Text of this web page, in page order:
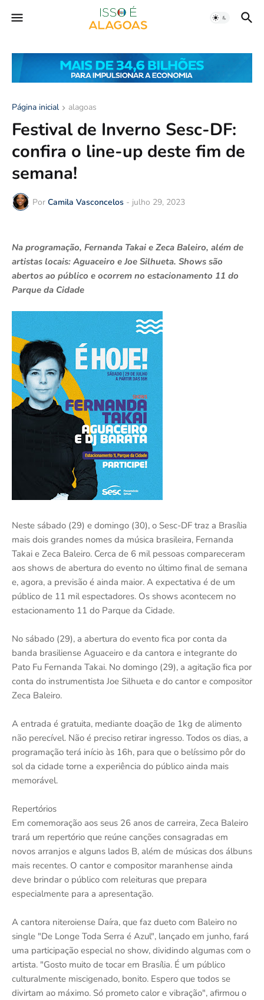
Página inicial alagoas
Festival de Inverno Sesc-DF:
confira o line-up deste fim de
semana!
Por Camila Vasconcelos - julho 29, 2023
Na programação, Fernanda Takai e Zeca Baleiro, além de
artistas locais: Aguaceiro e Joe Silhueta. Shows são
abertos ao público e ocorrem no estacionamento 11 do
Parque da Cidade
Neste sábado (29) e domingo (30), o Sesc-DF traz a Brasília
mais dois grandes nomes da música brasileira, Fernanda
Takai e Zeca Baleiro. Cerca de 6 mil pessoas compareceram
aos shows de abertura do evento no último final de semana
e, agora, a previsão é ainda maior. A expectativa é de um
público de 11 mil espectadores. Os shows acontecem no
estacionamento 11 do Parque da Cidade.
No sábado (29), a abertura do evento fica por conta da
banda brasiliense Aguaceiro e da cantora e integrante do
Pato Fu Fernanda Takai. No domingo (29), a agitação fica por
conta do instrumentista Joe Silhueta e do cantor e compositor
Zeca Baleiro.
A entrada é gratuita, mediante doação de 1kg de alimento
não perecível. Não é preciso retirar ingresso. Todos os dias, a
programação terá início às 16h, para que o belíssimo pôr do
sol da cidade torne a experiência do público ainda mais
memorável.
Repertórios
Em comemoração aos seus 26 anos de carreira, Zeca Baleiro
trará um repertório que reúne canções consagradas em
novos arranjos e alguns lados B, além de músicas dos álbuns
mais recentes. O cantor e compositor maranhense ainda
deve brindar o público com releituras que prepara
especialmente para a apresentação.
A cantora niteroiense Daíra, que faz dueto com Baleiro no
single "De Longe Toda Serra é Azul", lançado em junho, fará
uma participação especial no show, dividindo algumas com o
artista. "Gosto muito de tocar em Brasília. É um público
culturalmente miscigenado, bonito. Espero que todos se
divirtam ao máximo. Só prometo calor e vibração", afirmou o